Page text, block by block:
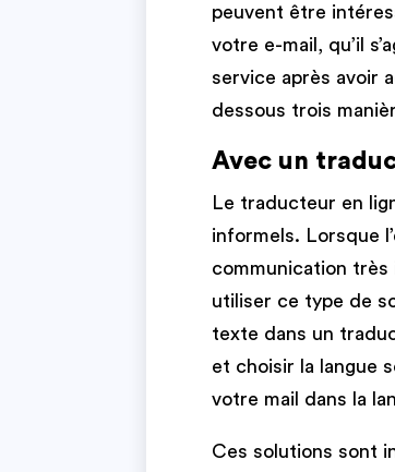
peuvent être
votre e-mail, qu’il
service après avoir
dessous trois
Avec un
Le traducteur en
informels. Lorsque
communication très
utiliser ce type de
texte dans un
et choisir la langue
votre mail dans la
Ces solutions sont